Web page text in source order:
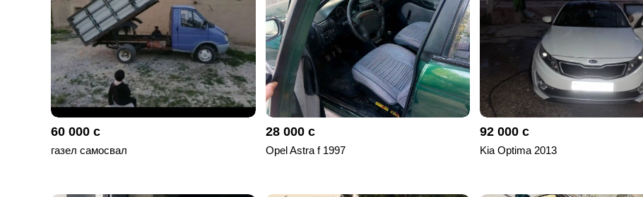
Сделка
Настройки
аккаунта
Выйти
60 000 с
газел самосвал
28 000 с
Opel Astra f 1997
92 000 с
Kia Optima 2013